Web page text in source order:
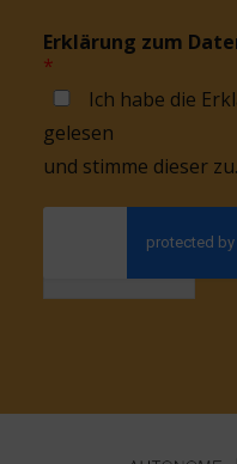
Erklärung zum
*
Ich habe die
gelesen
und stimme dieser zu.